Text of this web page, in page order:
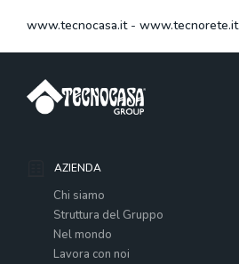
www.tecnocasa.it- www.tecnorete.it
AZIENDA
Chi siamo
Struttura del Gruppo
Nel mondo
Lavora con noi